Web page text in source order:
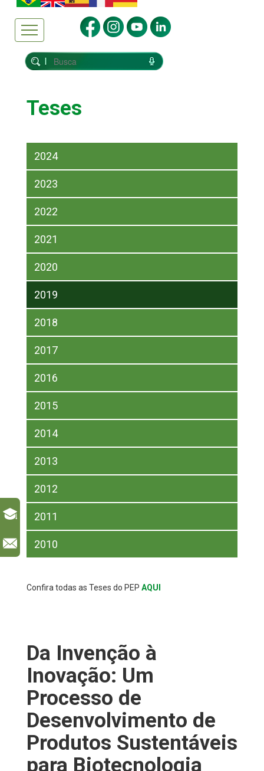
Teses
2024
2023
2022
2021
2020
2019
2018
2017
2016
2015
2014
2013
2012
2011
2010
Confira todas as Teses do PEP AQUI
Da Invenção à
Inovação: Um
Processo de
Desenvolvimento de
Produtos Sustentáveis
para Biotecnologia